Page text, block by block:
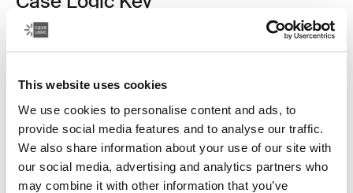
This website uses cookies
We use cookies to personalise content and ads, to
provide social media features and to analyse our traffic.
We also share information about your use of our site with
our social media, advertising and analytics partners who
may combine it with other information that you’ve
mochila plus
Color
Case Logic Key Backpack Plus Negro (selected)